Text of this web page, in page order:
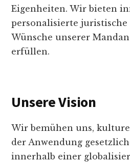
Eigenheiten. Wir bieten
personalisierte juristische
Wünsche unserer
erfüllen.
Unsere Vision
Wir bemühen uns,
der Anwendung
innerhalb einer